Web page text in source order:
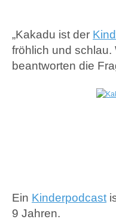
„Kakadu ist der
fröhlich und
beantworten die
Ein Kinderpodcast
9 Jahren.